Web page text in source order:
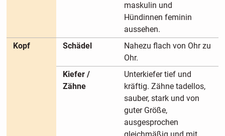
maskulin und
Hündinnen feminin
aussehen.
Kopf
Schädel
Nahezu flach von Ohr zu
Ohr.
Kiefer /
Zähne
Unterkiefer tief und
kräftig. Zähne tadellos,
sauber, stark und von
guter Größe,
ausgesprochen